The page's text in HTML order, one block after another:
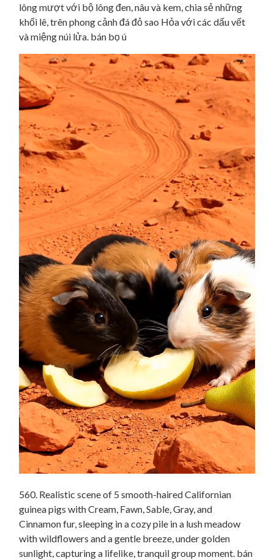
lông mượt với bộ lông đen, nâu và kem, chia sẻ những
khối lê, trên phong cảnh đá đỏ sao Hỏa với các dấu vết
và miệng núi lửa. bán bọ ú
560. Realistic scene of 5 smooth-haired Californian
guinea pigs with Cream, Fawn, Sable, Gray, and
Cinnamon fur, sleeping in a cozy pile in a lush meadow
with wildflowers and a gentle breeze, under golden
sunlight, capturing a lifelike, tranquil group moment. bán